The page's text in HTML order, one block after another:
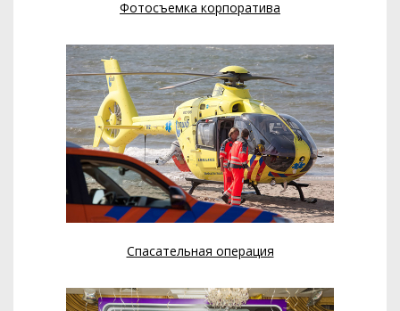
Фотосъемка корпоратива
Спасательная операция